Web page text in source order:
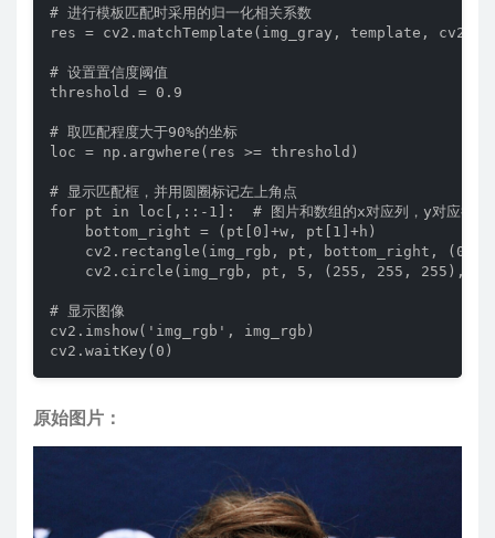
# 进行模板匹配时采用的归一化相关系数
res = cv2.matchTemplate(img_gray, template,
# 设置置信度阈值
threshold = 0.9
# 取匹配程度大于90%的坐标
loc = np.argwhere(res >= threshold)
# 显示匹配框，并用圆圈标记左上角点
for pt in loc[,::-1]:  # 图片和数组的x对应列，y对应行，所
    bottom_right = (pt[0]+w, pt[1]+h)
cv2.rectangle(img_rgb, pt, bottom_right, (0,
    cv2.circle(img_rgb, pt, 5, (255, 255, 255), 2)
# 显示图像
cv2.imshow('img_rgb', img_rgb)
cv2.waitKey(0)
原始图片：